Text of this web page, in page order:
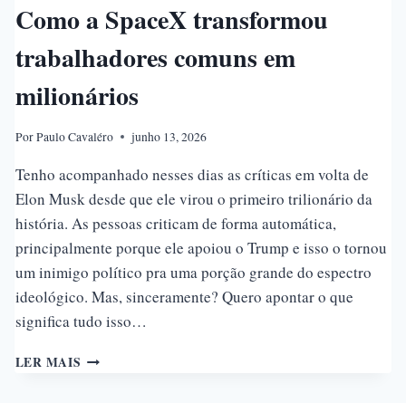
Como a SpaceX transformou
trabalhadores comuns em
milionários
PorPaulo Cavaléro junho 13, 2026
Tenho acompanhado nesses dias as críticas em volta de
Elon Musk desde que ele virou o primeiro trilionário da
história. As pessoas criticam de forma automática,
principalmente porque ele apoiou o Trump e isso o tornou
um inimigo político pra uma porção grande do espectro
ideológico. Mas, sinceramente? Quero apontar o que
significa tudo isso…
LER MAIS COMO